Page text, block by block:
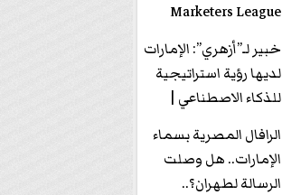
Marketers League
وتدير جلسة...
خبير لـ”أزهري”: الإمارات
لديها رؤية استراتيجية
للذكاء الاصطناعي |
الرافال المصرية بسماء
الإمارات.. هل وصلت
الرسالة لطهران؟..